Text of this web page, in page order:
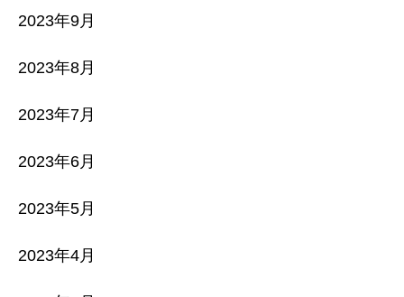
2023年9月
2023年8月
2023年7月
2023年6月
2023年5月
2023年4月